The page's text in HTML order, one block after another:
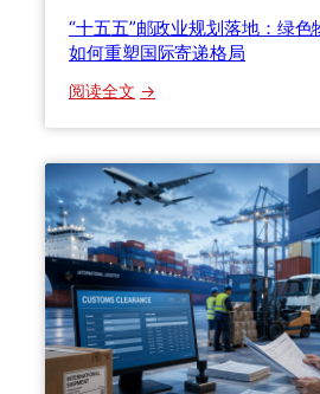
“十五五”邮政业规划落地：绿
如何重塑国际寄递格局
阅读全文 ：
五
五
”
邮
政
业
规
划
落